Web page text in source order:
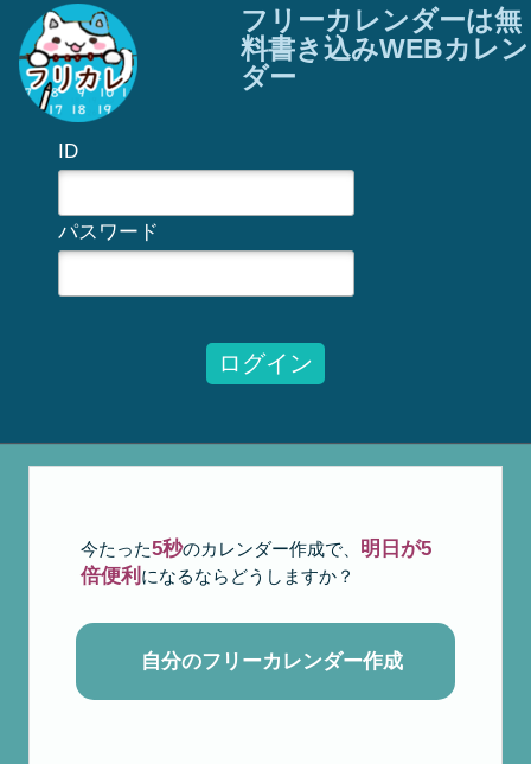
フリーカレンダーは無
料書き込みWEBカレン
ダー
ID
パスワード
ログイン
今たった5秒のカレンダー作成で、 明日が5
倍便利 になるならどうしますか？
自分のフリーカレンダー作成